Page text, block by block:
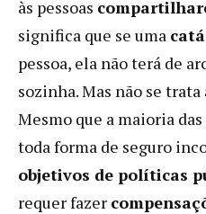
às pessoas
significa que se uma
pessoa, ela não terá de
sozinha. Mas não se
Mesmo que a maioria
toda forma de seguro
objetivos de políticas
requer fazer